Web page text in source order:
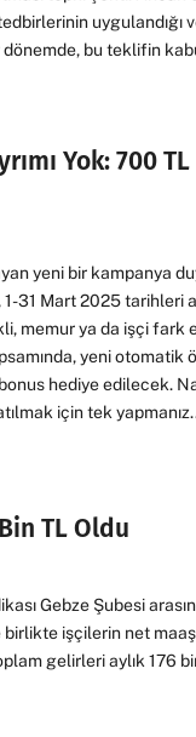
dönemde, bu teklifin
Yok: 700
yeni bir kampanya
31 Mart 2025 tarihleri
memur ya da işçi fark
yeni otomatik
hediye edilecek.
için tek
TL Oldu
Gebze Şubesi
işçilerin net
gelirleri aylık 176